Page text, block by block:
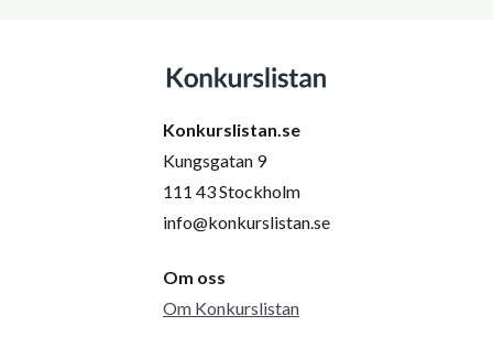
Konkurslistan.se
Kungsgatan 9
111 43 Stockholm
info@konkurslistan.se
Om oss
Om Konkurslistan